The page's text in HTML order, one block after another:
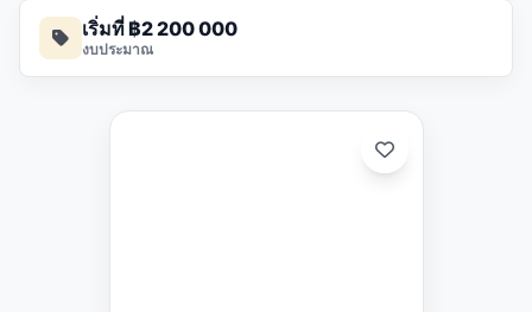
เริ่มที่ ฿2 200 000
งบประมาณ